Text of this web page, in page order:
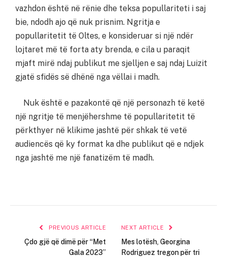
vazhdon është në rënie dhe teksa popullariteti i saj
bie, ndodh ajo që nuk prisnim. Ngritja e
popullaritetit të Oltes, e konsideruar si një ndër
lojtaret më të forta aty brenda, e cila u paraqit
mjaft mirë ndaj publikut me sjelljen e saj ndaj Luizit
gjatë sfidës së dhënë nga vëllai i madh.
Nuk është e pazakontë që një personazh të ketë
një ngritje të menjëhershme të popullaritetit të
përkthyer në klikime jashtë për shkak të vetë
audiencës që ky format ka dhe publikut që e ndjek
nga jashtë me një fanatizëm të madh.
PREVIOUS ARTICLE
Çdo gjë që dimë për “Met
Gala 2023”
NEXT ARTICLE
Mes lotësh, Georgina
Rodriguez tregon për tri